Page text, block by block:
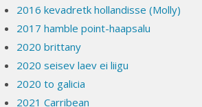
2016 kevadretk hollandisse (Molly)
2017 hamble point-haapsalu
2020 brittany
2020 seisev laev ei liigu
2020 to galicia
2021 Carribean